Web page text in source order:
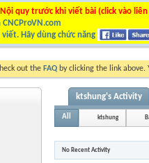
Nội quy trước khi viết bài (click vào
Hãy dùng chức năng
out the FAQ by clicking the link above.
ktshung's Activity
All ktshung
No Recent Activity